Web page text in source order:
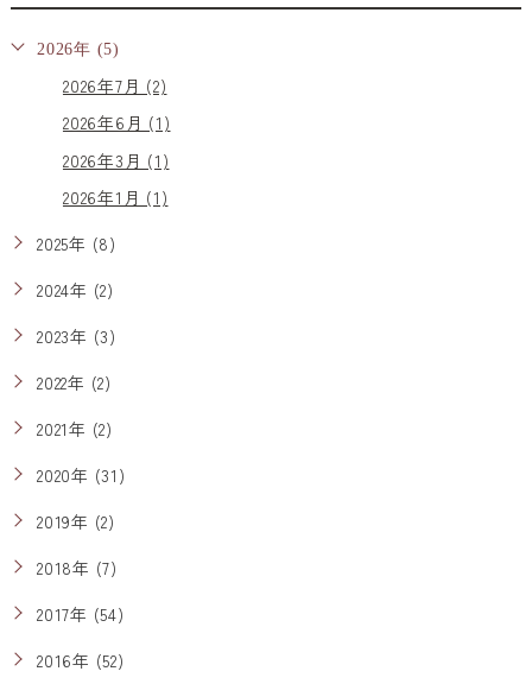
2026年 (5)
2026年7月 (2)
2026年6月 (1)
2026年3月 (1)
2026年1月 (1)
2025年 (8)
2024年 (2)
2023年 (3)
2022年 (2)
2021年 (2)
2020年 (31)
2019年 (2)
2018年 (7)
2017年 (54)
2016年 (52)